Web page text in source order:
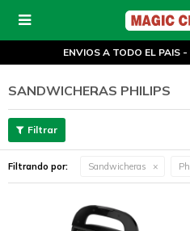

ENVIOS A TODO EL PAIS
SANDWICHERAS PHILIPS
Filtrando por: Sandwicheras